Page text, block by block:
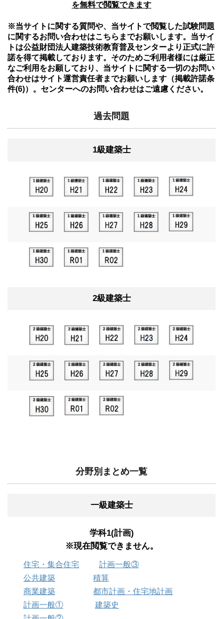
を無料で閲覧できます
※当サイトに関する質問や、当サイトで閲覧した試験問題
に関するお問い合わせはこちらまでお願いします。当サイ
トは公益財団法人建築技術教育普及センターより正式に許
諾を得て掲載しております。そのためご利用者様には厳正
なご利用をお願しており、当サイトに関する一切のお問い
合わせはサイト運営責任者までお願いします（掲載許諾条
件(6)）。センターへのお問い合わせはご遠慮ください。
過去問題
1級建築士
2級建築士
分野別まとめ一覧
一級建築士
学科1(計画)
※現在閲覧できません。
住宅・集合住宅
計画一般③
公共建築
積算
商業建築
都市計画・住宅地計画
計画一般①
建築史